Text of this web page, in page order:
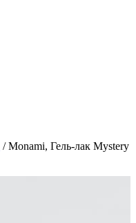
/Monami, Гель-лак Mystery